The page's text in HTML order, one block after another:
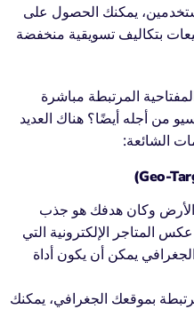
يمكنك الحصول على
بتكاليف تسويقية منخفضة
المرتبطة مباشرة
من أجله أيضًا؟ هناك العديد
الشائعة:
الأرض وكان هدفك هو جذب
المتاجر الإلكترونية التي
يمكن أن يكون أداة
بموقعك الجغرافي، يمكنك